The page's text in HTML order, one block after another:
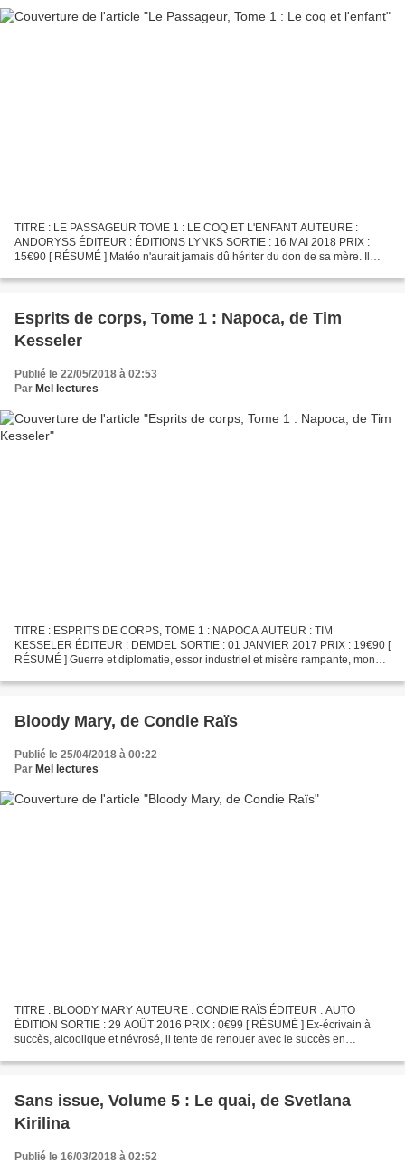
TITRE : LE PASSAGEUR TOME 1 : LE COQ ET L'ENFANT AUTEURE :
ANDORYSS ÉDITEUR : ÉDITIONS LYNKS SORTIE : 16 MAI 2018 PRIX :
15€90 [ RÉSUMÉ ] Matéo n'aurait jamais dû hériter du don de sa mère. Il
Esprits de corps, Tome 1 : Napoca, de Tim
Kesseler
Publié le 22/05/2018 à 02:53
Par Mel lectures
TITRE : ESPRITS DE CORPS, TOME 1 : NAPOCA AUTEUR : TIM
KESSELER ÉDITEUR : DEMDEL SORTIE : 01 JANVIER 2017 PRIX : 19€90 [
RÉSUMÉ ] Guerre et diplomatie, essor industriel et misère rampante, monde
Bloody Mary, de Condie Raïs
Publié le 25/04/2018 à 00:22
Par Mel lectures
TITRE : BLOODY MARY AUTEURE : CONDIE RAÏS ÉDITEUR : AUTO
ÉDITION SORTIE : 29 AOÛT 2016 PRIX : 0€99 [ RÉSUMÉ ] Ex-écrivain à
succès, alcoolique et névrosé, il tente de renouer avec le succès en
Sans issue, Volume 5 : Le quai, de Svetlana
Kirilina
Publié le 16/03/2018 à 02:52